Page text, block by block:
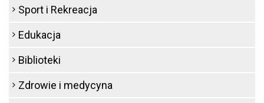
Sport i Rekreacja
Edukacja
Biblioteki
Zdrowie i medycyna